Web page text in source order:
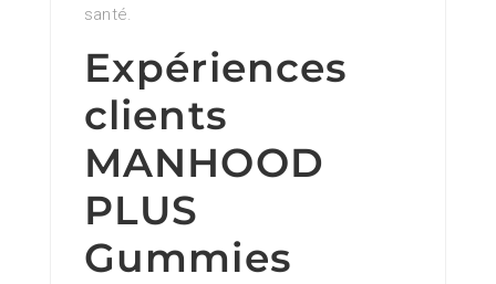
santé.
Expériences
clients
MANHOOD
PLUS
Gummies